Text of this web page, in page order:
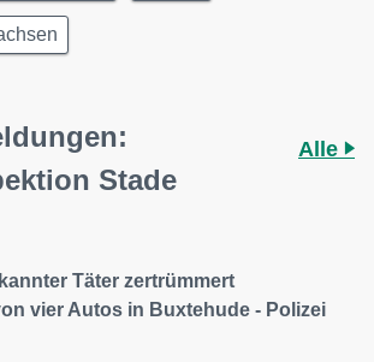
Stade
Alle
Täter zertrümmert
vier Autos in Buxtehude - Polizei